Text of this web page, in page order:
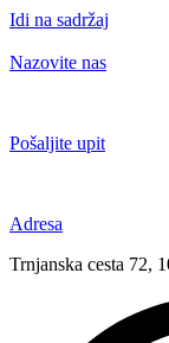
Idi na sadržaj
Nazovite nas
Pošaljite upit
Adresa
Trnjanska cesta 72,